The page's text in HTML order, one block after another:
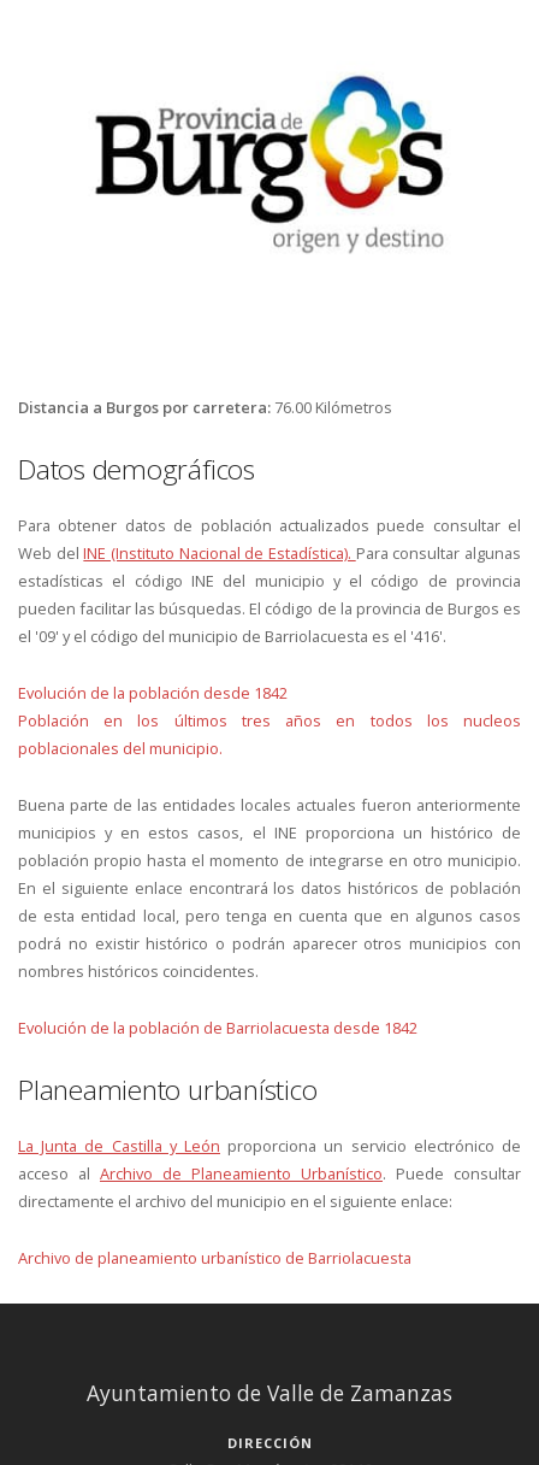
Distancia a Burgos por carretera: 76.00 Kilómetros
Datos demográficos
Para obtener datos de población actualizados puede consultar el
Web delINE (Instituto Nacional de Estadística). Para consultar algunas
estadísticas el código INE del municipio y el código de provincia
pueden facilitar las búsquedas. El código de la provincia de Burgos es
el '09' y el código del municipio de Barriolacuesta es el '416'.
Evolución de la población desde 1842
Población en los últimos tres años en todos los nucleos
poblacionales del municipio.
Buena parte de las entidades locales actuales fueron anteriormente
municipios y en estos casos, el INE proporciona un histórico de
población propio hasta el momento de integrarse en otro municipio.
En el siguiente enlace encontrará los datos históricos de población
de esta entidad local, pero tenga en cuenta que en algunos casos
podrá no existir histórico o podrán aparecer otros municipios con
nombres históricos coincidentes.
Evolución de la población de Barriolacuesta desde 1842
Planeamiento urbanístico
La Junta de Castilla y León proporciona un servicio electrónico de
acceso al Archivo de Planeamiento Urbanístico. Puede consultar
directamente el archivo del municipio en el siguiente enlace:
Archivo de planeamiento urbanístico de Barriolacuesta
Ayuntamiento de Valle de Zamanzas
DIRECCIÓN